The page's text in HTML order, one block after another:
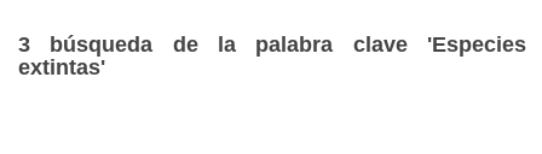
3 búsqueda de la palabra clave 'Especies
extintas'